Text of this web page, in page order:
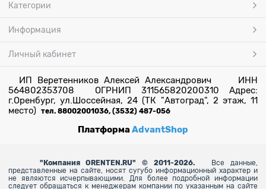
Категории
Информация
Личный кабинет
ИП Веретенников Алексей Александрович ИНН
564802353708 ОГРНИП 311565820200310 Адрес:
г.Оренбург, ул.Шоссейная, 24 (ТК "Автоград", 2 этаж, 11
место) тел. 88002001036, (3532) 487-056
ПлатформаAdvantShop
" Компания ORENTEN.RU" © 2011-2026.
Все данные,
представленные на сайте, носят сугубо информационный характер и
не являются исчерпывающими. Для более подробной информации
следует обращаться к менеджерам компании по указанным на сайте